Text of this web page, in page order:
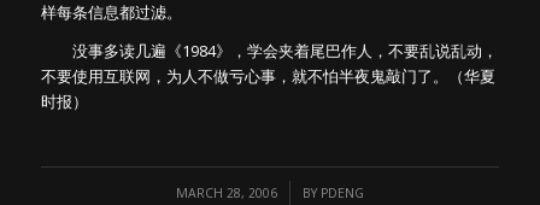
样每条信息都过滤。
没事多读几遍《1984》，学会夹着尾巴作人，不要乱说乱动，
不要使用互联网，为人不做亏心事，就不怕半夜鬼敲门了。（华夏
时报）
MARCH 28, 2006
/ BY PDENG